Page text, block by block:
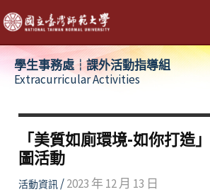
跳
至
主
學生事務處┆課外活動指導組
Extracurricular Activities
「美質如廁環境-如你打造
圖活動
活動資訊/2023 年 12 月 13 日